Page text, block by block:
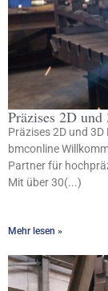
Präzises 2D
Präzises 2D und
bmconline
Partner für
Mit über 30(...)
Mehr lesen »